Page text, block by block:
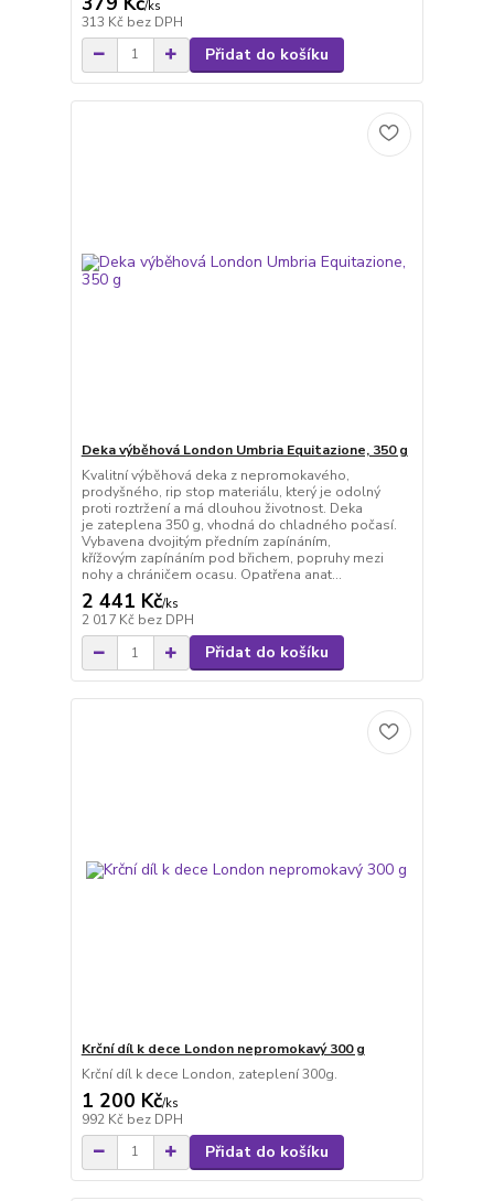
/ks
313 Kč bez DPH
Přidat do košíku
Deka výběhová London Umbria Equitazione, 350 g
Kvalitní výběhová deka z nepromokavého,
prodyšného, rip stop materiálu, který je odolný
proti roztržení a má dlouhou životnost. Deka
je zateplena 350 g, vhodná do chladného počasí.
Vybavena dvojitým předním zapínáním,
křížovým zapínáním pod břichem, popruhy mezi
nohy a chráničem ocasu. Opatřena anat...
2 441 Kč/ks
2 017 Kč bez DPH
Přidat do košíku
Krční díl k dece London nepromokavý 300 g
Krční díl k dece London, zateplení 300g.
1 200 Kč/ks
992 Kč bez DPH
Přidat do košíku